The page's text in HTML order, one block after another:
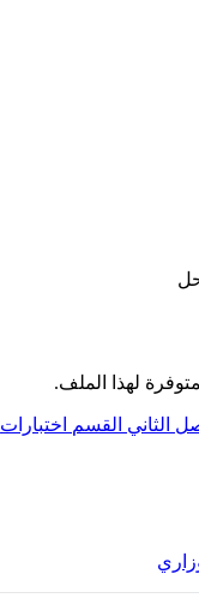
لهذا الملف.
الثاني القسم اختبارات